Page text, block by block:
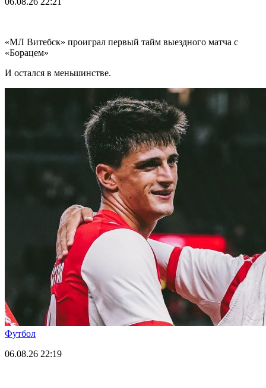
«МЛ Витебск» проиграл первый тайм выездного матча с
«Борацем»
И остался в меньшинстве.
Футбол
06.08.26 22:19